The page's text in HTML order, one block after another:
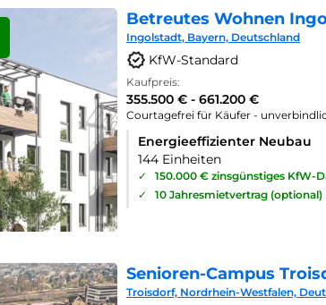
Betreutes Wohnen
Ingolstadt, Bayern, Deutschland
KfW-Standard
Kaufpreis:
355.500 € - 661.200 €
Courtagefrei für Käufer -
Energieeffizienter Neubau
144 Einheiten
✓
150.000 € zinsgünstiges KfW-
✓
10 Jahresmietvertrag (optional)
Senioren-Campus
Troisdorf, Nordrhein-Westfalen,